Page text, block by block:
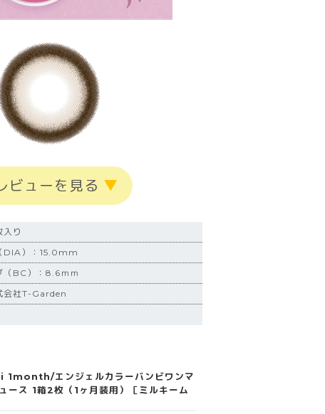
ビューを見る ▼
り
DIA）：15.0mm
（BC）：8.6ｍｍ
会社T-Garden
エンジェルカラーバンビワンマ
ース 1箱2枚（1ヶ月装用）［ミルキーム